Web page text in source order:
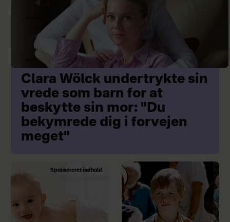
Clara Wölck undertrykte sin
vrede som barn for at
beskytte sin mor: "Du
bekymrede dig i forvejen
meget"
Sponsoreret indhold